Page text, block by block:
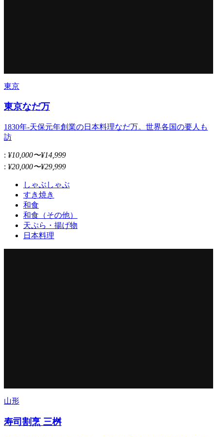
東京
東京なだ万
1830年-天保元年創業の日本料理なだ万。世界各国の要人も
訪
: ¥10,000〜¥14,999
: ¥20,000〜¥29,999
しゃぶしゃぶ
すき焼き
和食
和食（その他）
天ぷら・揚げ物
日本料理
山形
寿司割烹 三桝